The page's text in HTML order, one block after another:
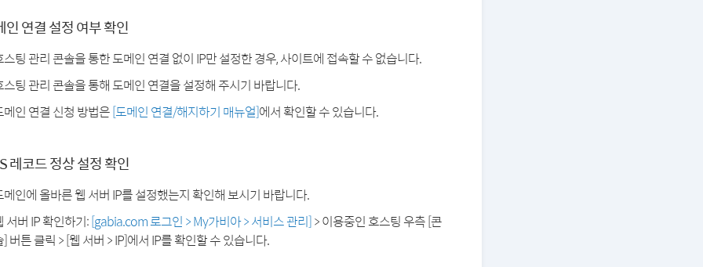
인 연결 설정 여부 확인
스팅 관리 콘솔을 통한 도메인 연결 없이 IP만 설정한 경우, 사이트에 접속할 수 없습니다.
스팅 관리 콘솔을 통해 도메인 연결을 설정해 주시기 바랍니다.
메인 연결 신청 방법은[도메인 연결/해지하기 매뉴얼]에서 확인할 수 있습니다.
레코드 정상 설정 확인
메인에 올바른 웹 서버 IP를 설정했는지 확인해 보시기 바랍니다.
서버 IP 확인하기:[gabia.com 로그인 > My가비아 > 서비스 관리]> 이용중인 호스팅 우측 [콘
] 버튼 클릭 > [웹 서버 > IP]에서 IP를 확인할 수 있습니다.